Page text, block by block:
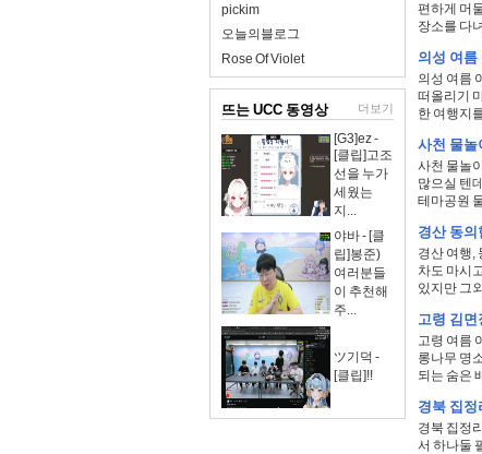
pickim
오늘의블로그
Rose Of Violet
뜨는 UCC 동영상 더보기
[G3]ez -
[클립]고조
선을 누가
세웠는
지...
야바 - [클
립]봉준)
여러분들
이 추천해
주...
ツ기덕 -
[클립]!!
편하게 머
장소를 다
의성 여름
의성 여름
떠올리기
한 여행지
사천 물놀
사천 물놀
많으실 텐
테마공원
경산 동의
경산 여행,
차도 마시
있지만 그
고령 김면
고령 여름
롱나무 명
되는 숨은
경북 집정
경북 집정
서 하나둘